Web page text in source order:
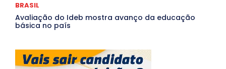
BRASIL
Avaliação do Ideb mostra avanço da educação
básica no país